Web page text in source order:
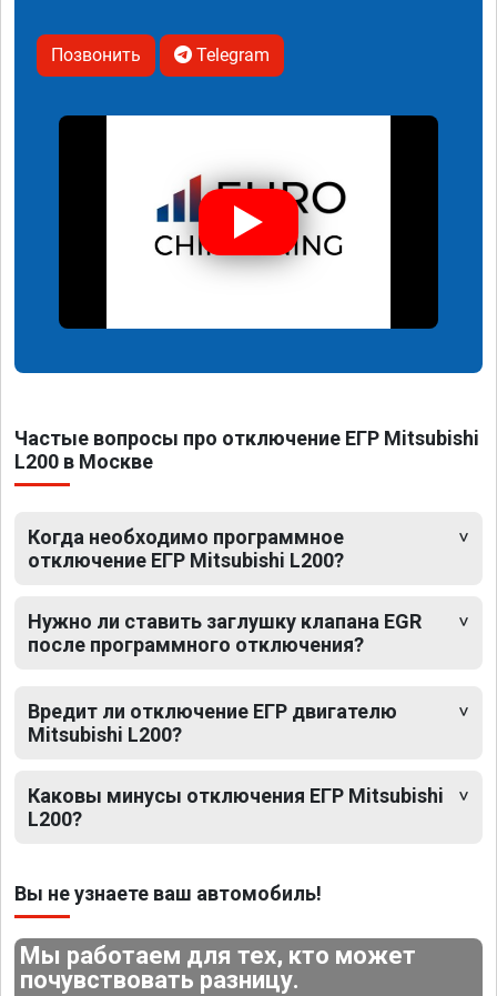
Позвонить Telegram
Частые вопросы про отключение ЕГР Mitsubishi
L200 в Москве
Когда необходимо программное
отключение ЕГР Mitsubishi L200?
Нужно ли ставить заглушку клапана EGR
после программного отключения?
Вредит ли отключение ЕГР двигателю
Mitsubishi L200?
Каковы минусы отключения ЕГР Mitsubishi
L200?
Вы не узнаете ваш автомобиль!
Мы работаем для тех, кто может
почувствовать разницу.